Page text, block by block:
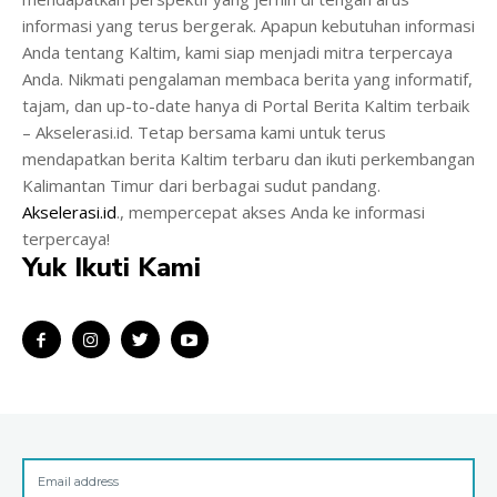
informasi yang terus bergerak. Apapun kebutuhan informasi
Anda tentang Kaltim, kami siap menjadi mitra terpercaya
Anda. Nikmati pengalaman membaca berita yang informatif,
tajam, dan up-to-date hanya di Portal Berita Kaltim terbaik
– Akselerasi.id. Tetap bersama kami untuk terus
mendapatkan berita Kaltim terbaru dan ikuti perkembangan
Kalimantan Timur dari berbagai sudut pandang.
Akselerasi.id., mempercepat akses Anda ke informasi
terpercaya!
Yuk Ikuti Kami